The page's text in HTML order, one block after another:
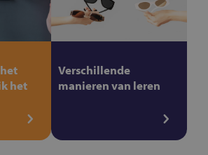
het
Verschillende
manieren van leren